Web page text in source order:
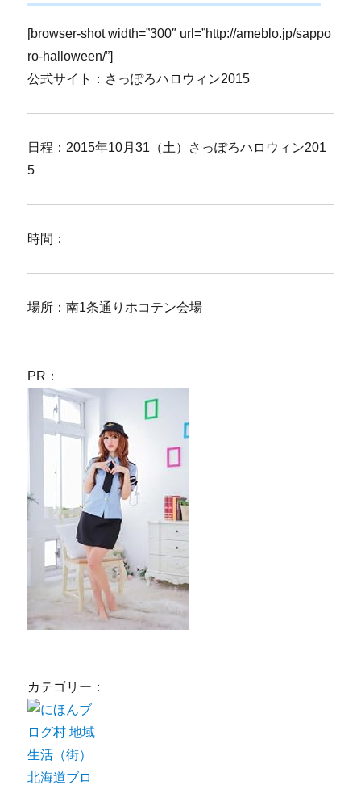
[browser-shot width=”300″ url=”http://ameblo.jp/sappo
ro-halloween/”]
公式サイト：さっぽろハロウィン2015
日程：2015年10月31（土）さっぽろハロウィン201
5
時間：
場所：南1条通りホコテン会場
PR：
カテゴリー：